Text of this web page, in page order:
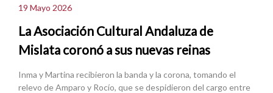
19 Mayo 2026
La Asociación Cultural Andaluza de
Mislata coronó a sus nuevas reinas
Inma y Martina recibieron la banda y la corona, tomando el
relevo de Amparo y Rocío, que se despidieron del cargo entre